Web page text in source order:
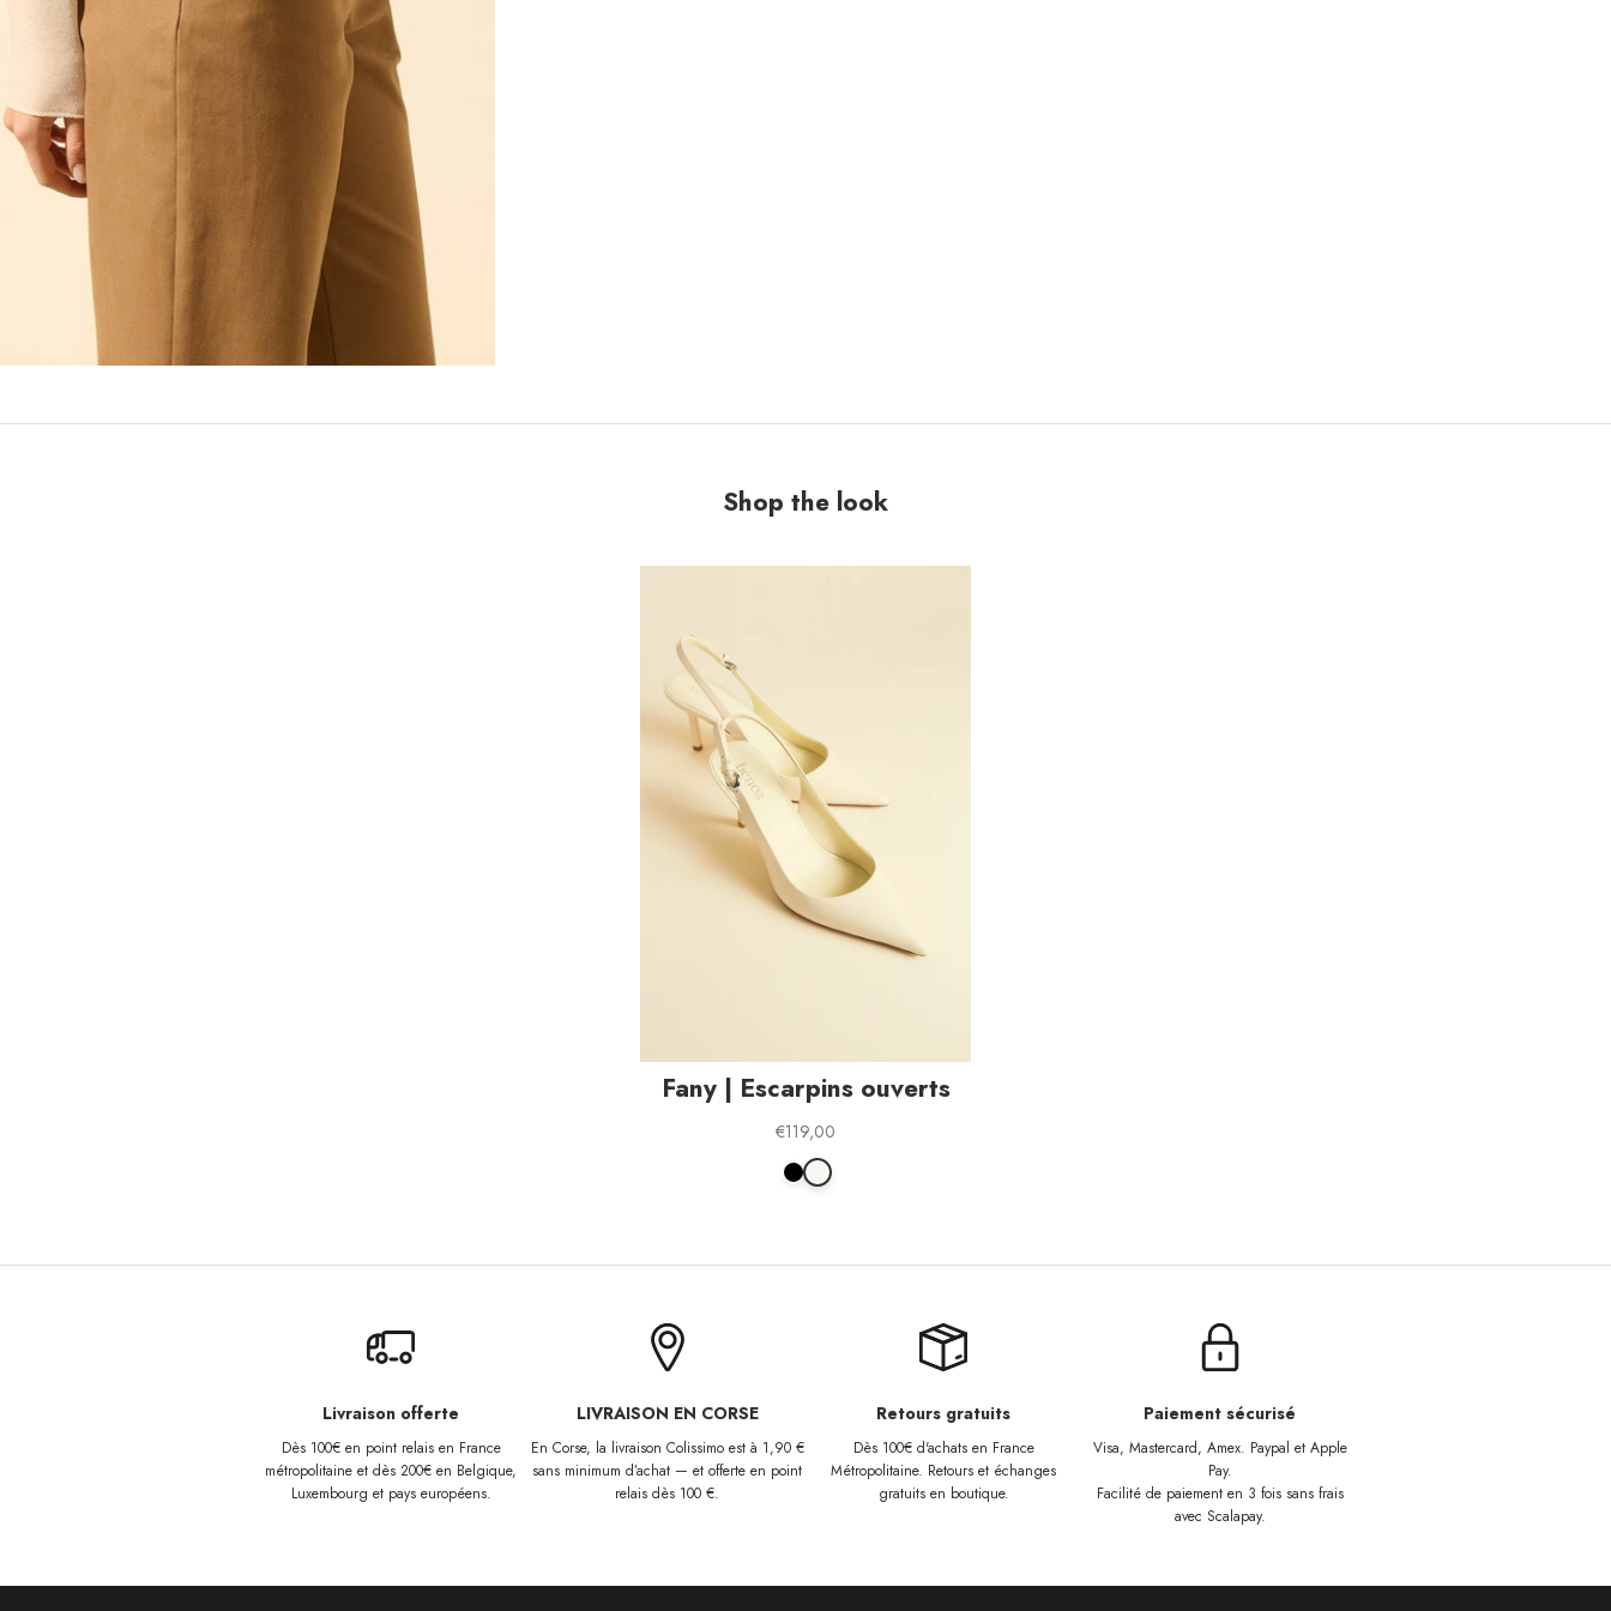
Shop the look
Fany | Escarpins ouverts
Prix de vente
€119,00
Fany | Escarpins ouverts
Fany | Escarpins ouverts
Livraison offerte
Dès 100€ en point relais en France
métropolitaine et dès 200€ en Belgique,
Luxembourg et pays européens.
LIVRAISON EN CORSE
En Corse, la livraison Colissimo est à 1,90 €
sans minimum d’achat — et offerte en point
relais dès 100 €.
Retours gratuits
Dès 100€ d'achats en France
Métropolitaine. Retours et échanges
gratuits en boutique.
Paiement sécurisé
Visa, Mastercard, Amex. Paypal et Apple
Pay.
Facilité de paiement en 3 fois sans frais
avec Scalapay.